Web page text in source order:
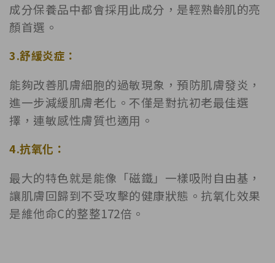
成分保養品中都會採用此成分，是輕熟齡肌的亮
顏首選。
3.舒緩炎症：
能夠改善肌膚細胞的過敏現象，預防肌膚發炎，
進一步減緩肌膚老化。不僅是對抗初老最佳選
擇，連敏感性膚質也適用。
4.抗氧化：
最大的特色就是能像「磁鐵」一樣吸附自由基，
讓肌膚回歸到不受攻擊的健康狀態。抗氧化效果
是維他命C的整整172倍。